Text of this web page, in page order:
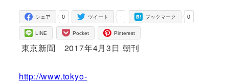
0
シェア -
ツイート 0
ブックマーク
LINE Pocket Pinterest
東京新聞 2017年4月3日 朝刊
http://www.tokyo-